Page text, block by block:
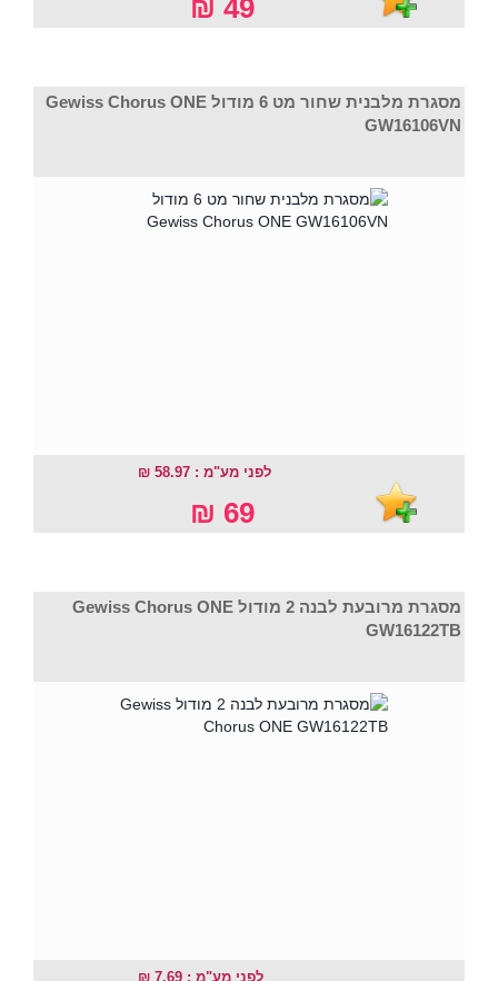
49 ₪
מסגרת מלבנית שחור מט 6 מודול Gewiss Chorus ONE
GW16106VN
לפני מע"מ : 58.97 ₪
69 ₪
מסגרת מרובעת לבנה 2 מודול Gewiss Chorus ONE
GW16122TB
לפני מע"מ : 7.69 ₪